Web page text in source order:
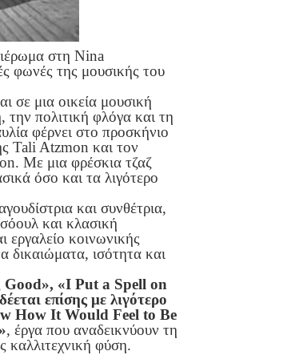
στη Nina
φωνές της μουσικής του
σε μια οικεία μουσική
την πολιτική φλόγα και τη
φέρνει στο προσκήνιο
Tali Atzmon και τον
Με μια φρέσκια τζαζ
όσο και τα λιγότερο
και συνθέτρια,
και κλασική
κοινωνικής
δικαιώματα, ισότητα και
Good», «I Put a Spell on
επίσης με λιγότερο
How It Would Feel to Be
, έργα που αναδεικνύουν τη
καλλιτεχνική φύση.